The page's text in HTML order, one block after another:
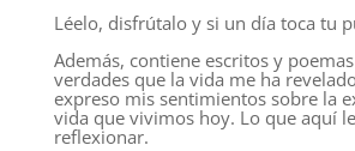
Léelo, disfrútalo y si un día toca tu
Además, contiene escritos y
verdades que la vida me ha
expreso mis sentimientos sobre la
vida que vivimos hoy. Lo que aquí
reflexionar.